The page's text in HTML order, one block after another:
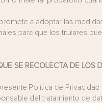
a adoptar las
para que los titulares
SE RECOLECTA DE LOS
Política de
del tratamiento de